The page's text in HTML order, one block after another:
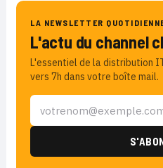
LA NEWSLETTER
L'actu du channel
L'essentiel de la distribution
vers 7h dans votre boîte mail.